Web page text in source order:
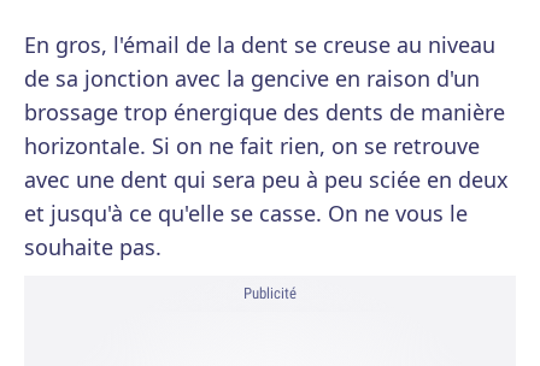
En gros, l'émail de la dent se creuse au niveau
de sa jonction avec la gencive en raison d'un
brossage trop énergique des dents de manière
horizontale. Si on ne fait rien, on se retrouve
avec une dent qui sera peu à peu sciée en deux
et jusqu'à ce qu'elle se casse. On ne vous le
souhaite pas.
Publicité